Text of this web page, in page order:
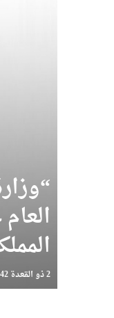
المملكة
2 ذو القعدة 1442 هـ - 12 يونيو 2021 م